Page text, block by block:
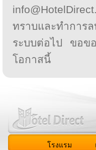
ทราบและทำกา
ระบบต่อไป ขอ
โอกาสนี้
โรงแรม